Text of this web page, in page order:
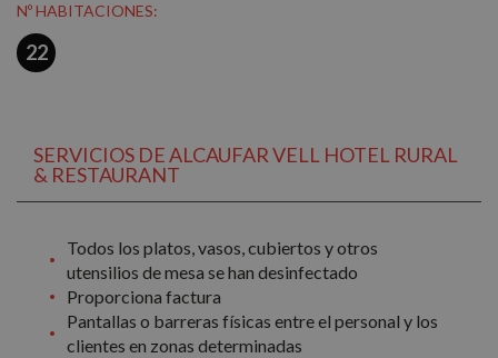
Nº HABITACIONES:
22
SERVICIOS DE ALCAUFAR VELL HOTEL RURAL
& RESTAURANT
Todos los platos, vasos, cubiertos y otros
utensilios de mesa se han desinfectado
Proporciona factura
Pantallas o barreras físicas entre el personal y los
clientes en zonas determinadas